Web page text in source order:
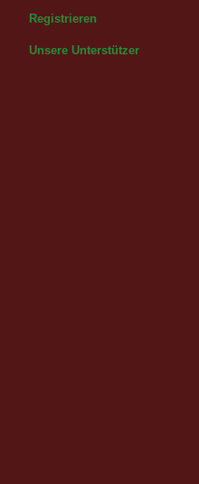
Registrieren
Unsere Unterstützer